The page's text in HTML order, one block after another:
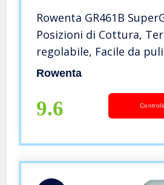
Rowenta GR461B
Posizioni di Cottura,
regolabile, Facile da
Rowenta
9.6